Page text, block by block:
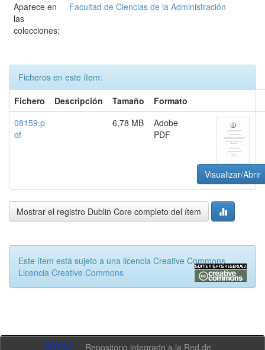
Aparece en
las
colecciones:
Facultad de Ciencias de la Administración
Ficheros en este ítem:
Fichero
Descripción Tamaño
Formato
08159.p
df
6,78 MB
Adobe
PDF
Visualizar/Abrir
Mostrar el registro Dublin Core completo del ítem
Este ítem está sujeto a una licencia Creative Commons
Licencia Creative Commons
Repositorio integrado a la Red de